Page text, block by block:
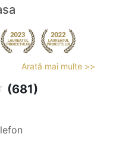
Arată mai multe >>
(681)